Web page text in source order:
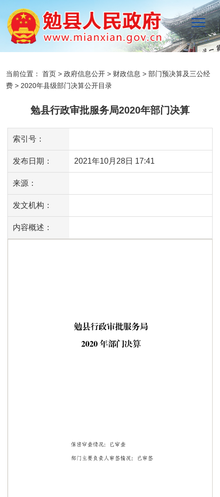
当前位置： 首页 > 政府信息公开 > 财政信息 > 部门预决算及三公经
费 > 2020年县级部门决算公开目录
勉县行政审批服务局2020年部门决算
索引号：
发布日期： 2021年10月28日 17:41
来源：
发文机构：
内容概述：